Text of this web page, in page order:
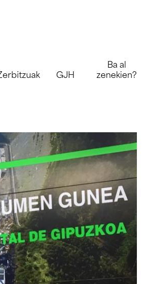
GJH
Ba al
zenekien?